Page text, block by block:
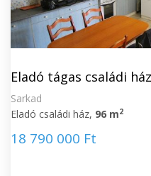
Eladó tágas családi
Sarkad
Eladó családi ház, 96 m2
18 790 000 Ft